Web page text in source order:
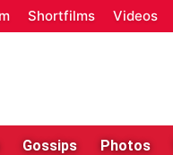
Shortfilms Videos
Gossips Photos